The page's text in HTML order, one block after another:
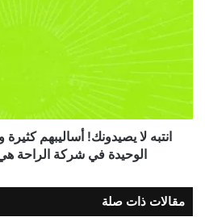
انتبه لا يصيدونك! أساليبهم
الوحيدة في شركة الراحة
مقالات ذات صلة